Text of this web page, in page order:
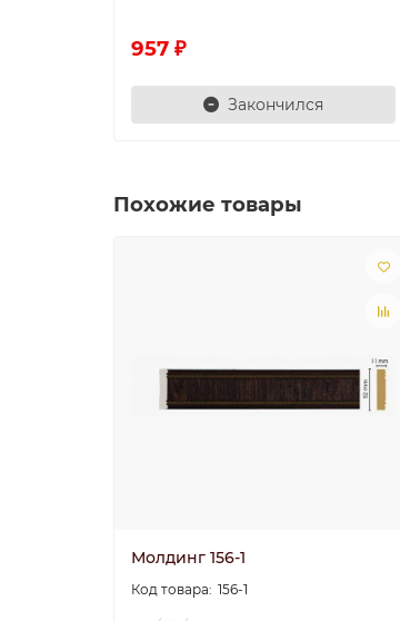
957 ₽
Закончился
Похожие товары
Молдинг 156-1
156-1